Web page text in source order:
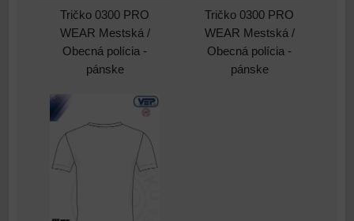
Tričko 0300 PRO
WEAR Mestská /
Obecná polícia -
pánske
Tričko 0300 PRO
WEAR Mestská /
Obecná polícia -
pánske